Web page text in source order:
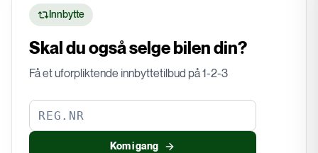
Innbytte
Skal du også selge bilen din?
Få et uforpliktende innbyttetilbud på 1-2-3
Kom i gang